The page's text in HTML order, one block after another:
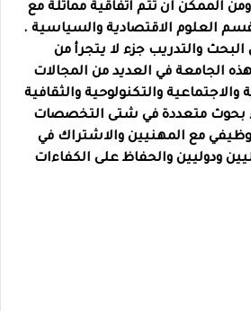
الممكن ان تتم اتفاقية مماثلة مع
العلوم الاقتصادية والسياسية .
والتدريب جزء لا يتجرأ من
الجامعة في العديد من المجالات
والتكنولوحية والثقافية
بحوث متعددة في شتى التخصصات
مع المهنيين والاشتراك في
ودوليين والحفاظ على الكفاءات